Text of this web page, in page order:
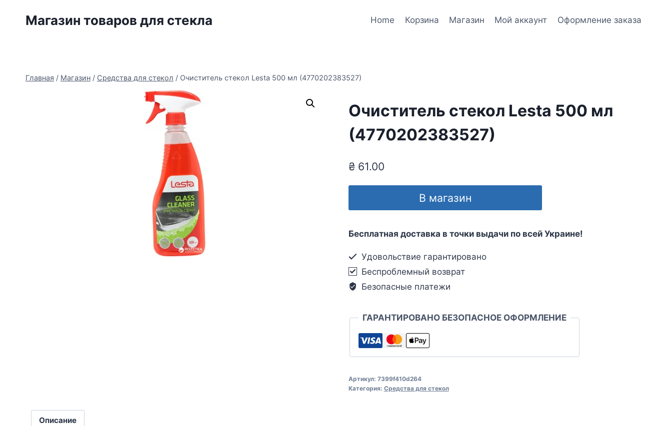
Магазин товаров для стекла Home Корзина Магазин Мой аккаунт Оформление заказа
Главная / Магазин / Средства для стекол / Очиститель стекол Lesta 500 мл (4770202383527)
Очиститель стекол Lesta 500 мл
(4770202383527)
₴61.00
В магазин
Бесплатная доставка в точки выдачи по всей Украине!
Удовольствие гарантировано
Беспроблемный возврат
Безопасные платежи
ГАРАНТИРОВАНО БЕЗОПАСНОЕ ОФОРМЛЕНИЕ
Артикул: 7399f410d264
Категория: Средства для стекол
Описание